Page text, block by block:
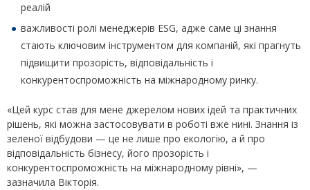
реалій
важливості ролі менеджерів ESG, адже саме ці знання
стають ключовим інструментом для компаній, які прагнуть
підвищити прозорість, відповідальність і
конкурентоспроможність на міжнародному ринку.
«Цей курс став для мене джерелом нових ідей та практичних
рішень, які можна застосовувати в роботі вже нині. Знання із
зеленої відбудови — це не лише про екологію, а й про
відповідальність бізнесу, його прозорість і
конкурентоспроможність на міжнародному рівні», —
зазначила Вікторія.